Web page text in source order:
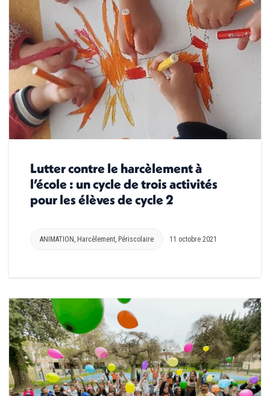
Lutter contre le harcèlement à
l’école : un cycle de trois activités
pour les élèves de cycle 2
ANIMATION , Harcèlement, Périscolaire 11 octobre 2021